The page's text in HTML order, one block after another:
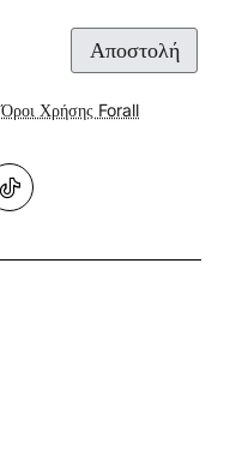
Αποστολή
Όροι Χρήσης Forall